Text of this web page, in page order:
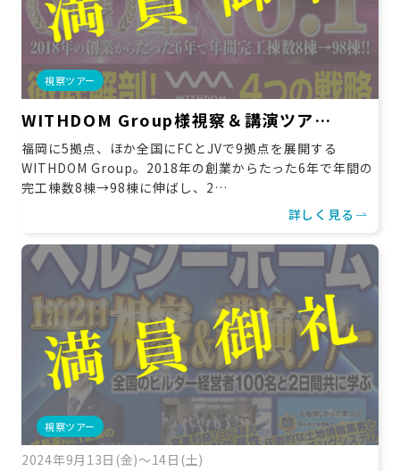
視察ツアー
WITHDOM Group様視察＆講演ツア…
福岡に5拠点、ほか全国にFCとJVで9拠点を展開する
WITHDOM Group。2018年の創業からたった6年で年間の
完工棟数8棟→98棟に伸ばし、2…
詳しく見る
視察ツアー
2024年9月13日(金)～14日(土)